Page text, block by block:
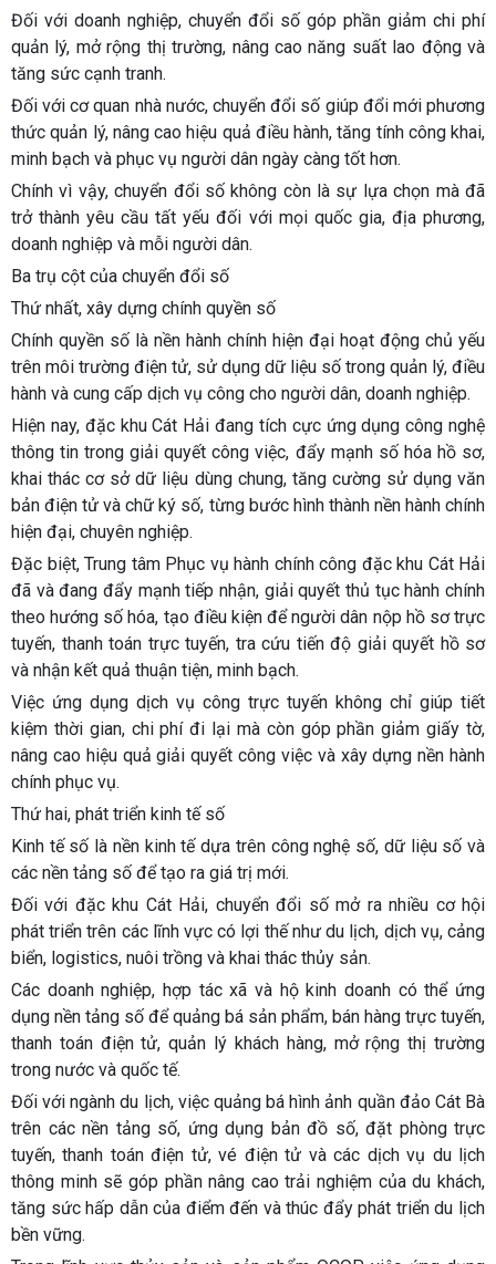
Đối với doanh nghiệp, chuyển đổi số góp phần giảm chi phí
quản lý, mở rộng thị trường, nâng cao năng suất lao động và
tăng sức cạnh tranh.
Đối với cơ quan nhà nước, chuyển đổi số giúp đổi mới phương
thức quản lý, nâng cao hiệu quả điều hành, tăng tính công khai,
minh bạch và phục vụ người dân ngày càng tốt hơn.
Chính vì vậy, chuyển đổi số không còn là sự lựa chọn mà đã
trở thành yêu cầu tất yếu đối với mọi quốc gia, địa phương,
doanh nghiệp và mỗi người dân.
Ba trụ cột của chuyển đổi số
Thứ nhất, xây dựng chính quyền số
Chính quyền số là nền hành chính hiện đại hoạt động chủ yếu
trên môi trường điện tử, sử dụng dữ liệu số trong quản lý, điều
hành và cung cấp dịch vụ công cho người dân, doanh nghiệp.
Hiện nay, đặc khu Cát Hải đang tích cực ứng dụng công nghệ
thông tin trong giải quyết công việc, đẩy mạnh số hóa hồ sơ,
khai thác cơ sở dữ liệu dùng chung, tăng cường sử dụng văn
bản điện tử và chữ ký số, từng bước hình thành nền hành chính
hiện đại, chuyên nghiệp.
Đặc biệt, Trung tâm Phục vụ hành chính công đặc khu Cát Hải
đã và đang đẩy mạnh tiếp nhận, giải quyết thủ tục hành chính
theo hướng số hóa, tạo điều kiện để người dân nộp hồ sơ trực
tuyến, thanh toán trực tuyến, tra cứu tiến độ giải quyết hồ sơ
và nhận kết quả thuận tiện, minh bạch.
Việc ứng dụng dịch vụ công trực tuyến không chỉ giúp tiết
kiệm thời gian, chi phí đi lại mà còn góp phần giảm giấy tờ,
nâng cao hiệu quả giải quyết công việc và xây dựng nền hành
chính phục vụ.
Thứ hai, phát triển kinh tế số
Kinh tế số là nền kinh tế dựa trên công nghệ số, dữ liệu số và
các nền tảng số để tạo ra giá trị mới.
Đối với đặc khu Cát Hải, chuyển đổi số mở ra nhiều cơ hội
phát triển trên các lĩnh vực có lợi thế như du lịch, dịch vụ, cảng
biển, logistics, nuôi trồng và khai thác thủy sản.
Các doanh nghiệp, hợp tác xã và hộ kinh doanh có thể ứng
dụng nền tảng số để quảng bá sản phẩm, bán hàng trực tuyến,
thanh toán điện tử, quản lý khách hàng, mở rộng thị trường
trong nước và quốc tế.
Đối với ngành du lịch, việc quảng bá hình ảnh quần đảo Cát Bà
trên các nền tảng số, ứng dụng bản đồ số, đặt phòng trực
tuyến, thanh toán điện tử, vé điện tử và các dịch vụ du lịch
thông minh sẽ góp phần nâng cao trải nghiệm của du khách,
tăng sức hấp dẫn của điểm đến và thúc đẩy phát triển du lịch
bền vững.